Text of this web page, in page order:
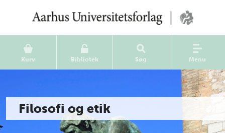
Kurv Bibliotek Søg Menu
Filosofi og etik